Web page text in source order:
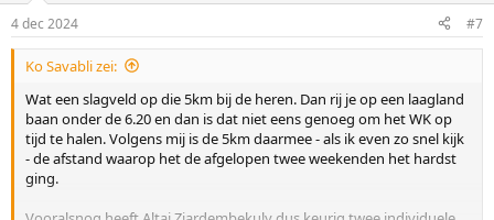
4 dec 2024 #7
Ko Savabli zei:
Wat een slagveld op die 5km bij de heren. Dan rij je op een laagland
baan onder de 6.20 en dan is dat niet eens genoeg om het WK op
tijd te halen. Volgens mij is de 5km daarmee - als ik even zo snel kijk
- de afstand waarop het de afgelopen twee weekenden het hardst
ging.